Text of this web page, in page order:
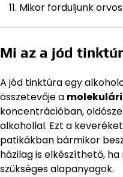
Mikor forduljunk
Mi az a jód
A jód tinktúra egy
összetevője a
koncentrációban,
alkohollal. Ezt a
patikákban bármikor
házilag is elkészíthető,
szükséges alapanyagok.